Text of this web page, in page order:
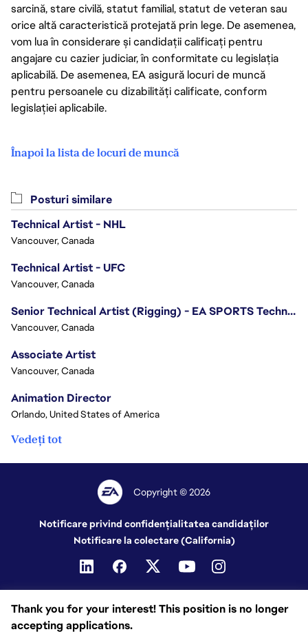
sarcină, stare civilă, statut familial, statut de veteran sau
orice altă caracteristică protejată prin lege. De asemenea,
vom lua în considerare și candidații calificați pentru
angajare cu cazier judiciar, în conformitate cu legislația
aplicabilă. De asemenea, EA asigură locuri de muncă
pentru persoanele cu dizabilități calificate, conform
legislației aplicabile.
Înapoi la lista de locuri de muncă
Thank you for your interest! This position is no longer
accepting applications.
Posturi similare
Technical Artist - NHL
Vancouver, Canada
Technical Artist - UFC
Vancouver, Canada
Senior Technical Artist (Rigging) - EA SPORTS Technology
Vancouver, Canada
Associate Artist
Vancouver, Canada
Animation Director
Orlando, United States of America
Vedeți tot
Copyright © 2026
Notificare privind confidențialitatea candidaților
Notificare la colectare (California)